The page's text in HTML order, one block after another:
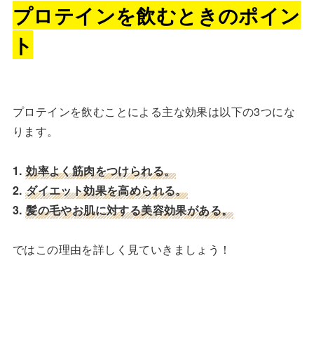
プロテインを飲むときのポイン
ト
プロテインを飲むことによる主な効果は以下の3つにな
ります。
1.効率よく筋肉をつけられる。
2.ダイエット効果を高められる。
3.髪の毛やお肌に対する美容効果がある。
ではこの理由を詳しく見ていきましょう！